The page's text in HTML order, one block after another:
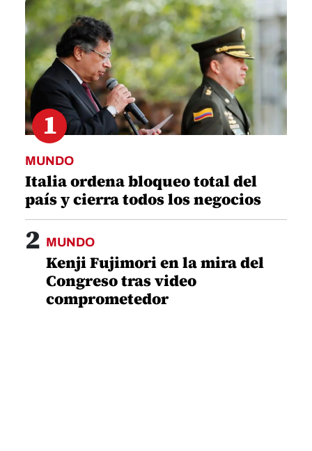
seconds
1
MUNDO
Italia ordena bloqueo total del
país y cierra todos los negocios
2 MUNDO
Kenji Fujimori en la mira del
Congreso tras video
comprometedor